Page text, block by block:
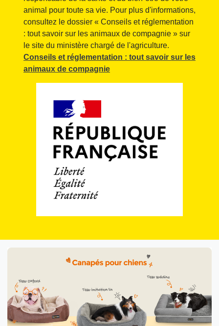
animal pour toute sa vie. Pour plus d'informations,
consultez le dossier « Conseils et réglementation
: tout savoir sur les animaux de compagnie » sur
le site du ministère chargé de l'agriculture.
Conseils et réglementation : tout savoir sur les
animaux de compagnie